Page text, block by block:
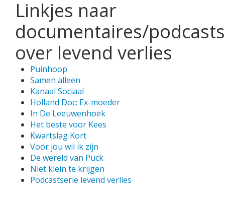
Linkjes naar
documentaires/podcasts
over levend verlies
Puinhoop
Samen alleen
Kanaal Sociaal
Holland Doc: Ex-moeder
In De Leeuwenhoek
Het beste voor Kees
Kwartslag Kort
Voor jou wil ik zijn
De wereld van Puck
Niet klein te krijgen
Podcastserie levend verlies